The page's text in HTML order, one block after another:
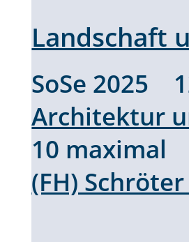
Landschaft
SoSe 2025
Architektur
10 maximal
(FH)